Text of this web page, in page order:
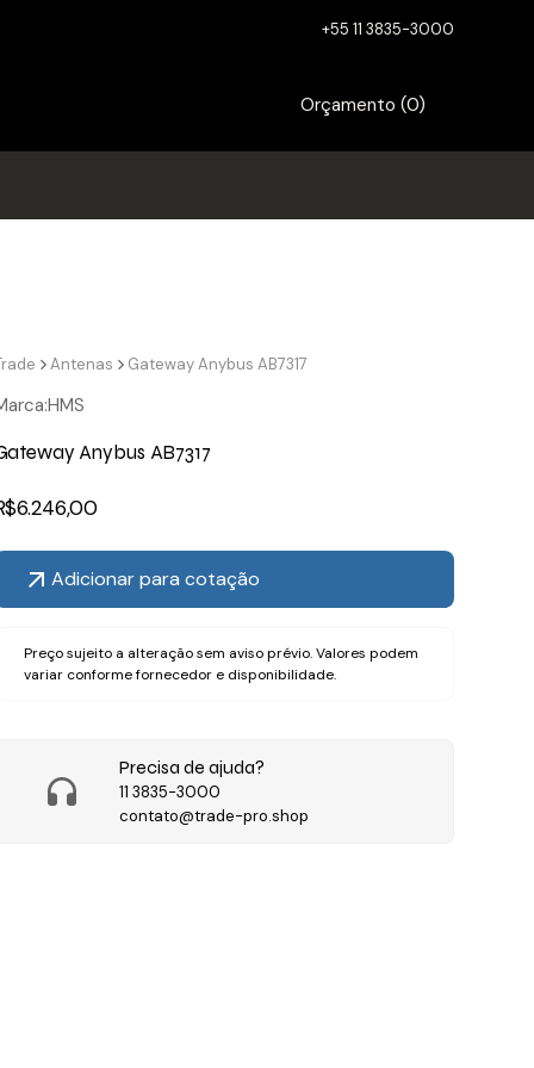
+55 11 3835-3000
Orçamento (0)
Antenas Gateway Anybus AB7317
HMS
Anybus AB7317
6.246,00
Adicionar para cotação
Preço sujeito a alteração sem aviso prévio. Valores podem
variar conforme fornecedor e disponibilidade.
Precisa de ajuda?
11 3835-3000
contato@trade-pro.shop